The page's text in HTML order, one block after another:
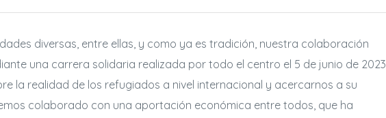
diversas, entre ellas, y como ya es tradición, nuestra colaboración
una carrera solidaria realizada por todo el centro el 5 de junio de 2023
la realidad de los refugiados a nivel internacional y acercarnos a su
colaborado con una aportación económica entre todos, que ha